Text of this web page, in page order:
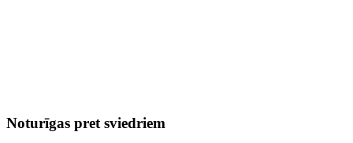
Noturīgas pret sviedriem